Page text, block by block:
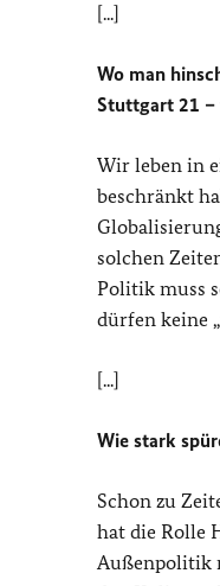
[...]
Wo man
Stuttgart 21 –
Wir leben in
beschränkt
solchen
Politik muss
dürfen keine
[...]
Wie stark
Schon zu
hat die Rolle
Außenpolitik